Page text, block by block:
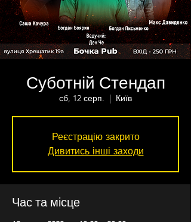
Суботній Стендап
сб, 12 серп.
  |
Київ
Реєстрацію закрито
Дивитись інші заходи
Час та місце